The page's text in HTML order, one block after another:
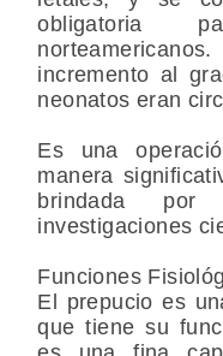
obligatoria
incremento al
neonatos eran
Es una
manera
brindada por
investigaciones
Funciones
El prepucio es
que tiene su